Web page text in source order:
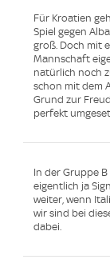
Für Kroatien
Spiel gegen
groß. Doch mit
Mannschaft
natürlich noch
schon mit dem
Grund zur
perfekt
In der Gruppe
eigentlich ja
weiter, wenn
wir sind bei
dabei.